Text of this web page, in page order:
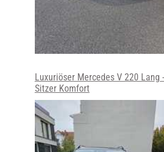
Luxuriöser Mercedes V 220 Lang
Sitzer Komfort